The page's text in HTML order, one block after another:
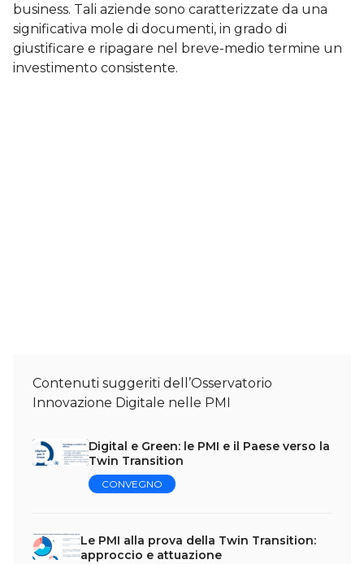
business. Tali aziende sono caratterizzate da una
significativa mole di documenti, in grado di
giustificare e ripagare nel breve-medio termine un
investimento consistente.
Contenuti suggeriti dell’Osservatorio
Innovazione Digitale nelle PMI
Digital e Green: le PMI e il Paese verso la
Twin Transition
CONVEGNO
Le PMI alla prova della Twin Transition:
approccio e attuazione